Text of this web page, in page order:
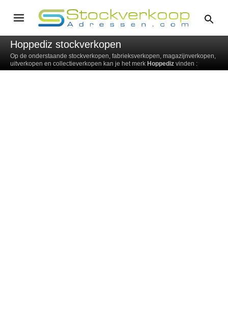
Hoppediz stockverkopen
Op de onderstaande stockverkopen, fabrieksverkopen, magazijnverkopen,
uitverkopen en collectieverkopen kan je het merk Hoppediz vinden :